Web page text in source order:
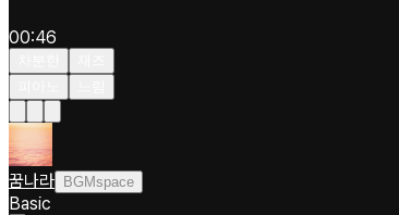
00:46
꿈나라 BGMspace
Basic